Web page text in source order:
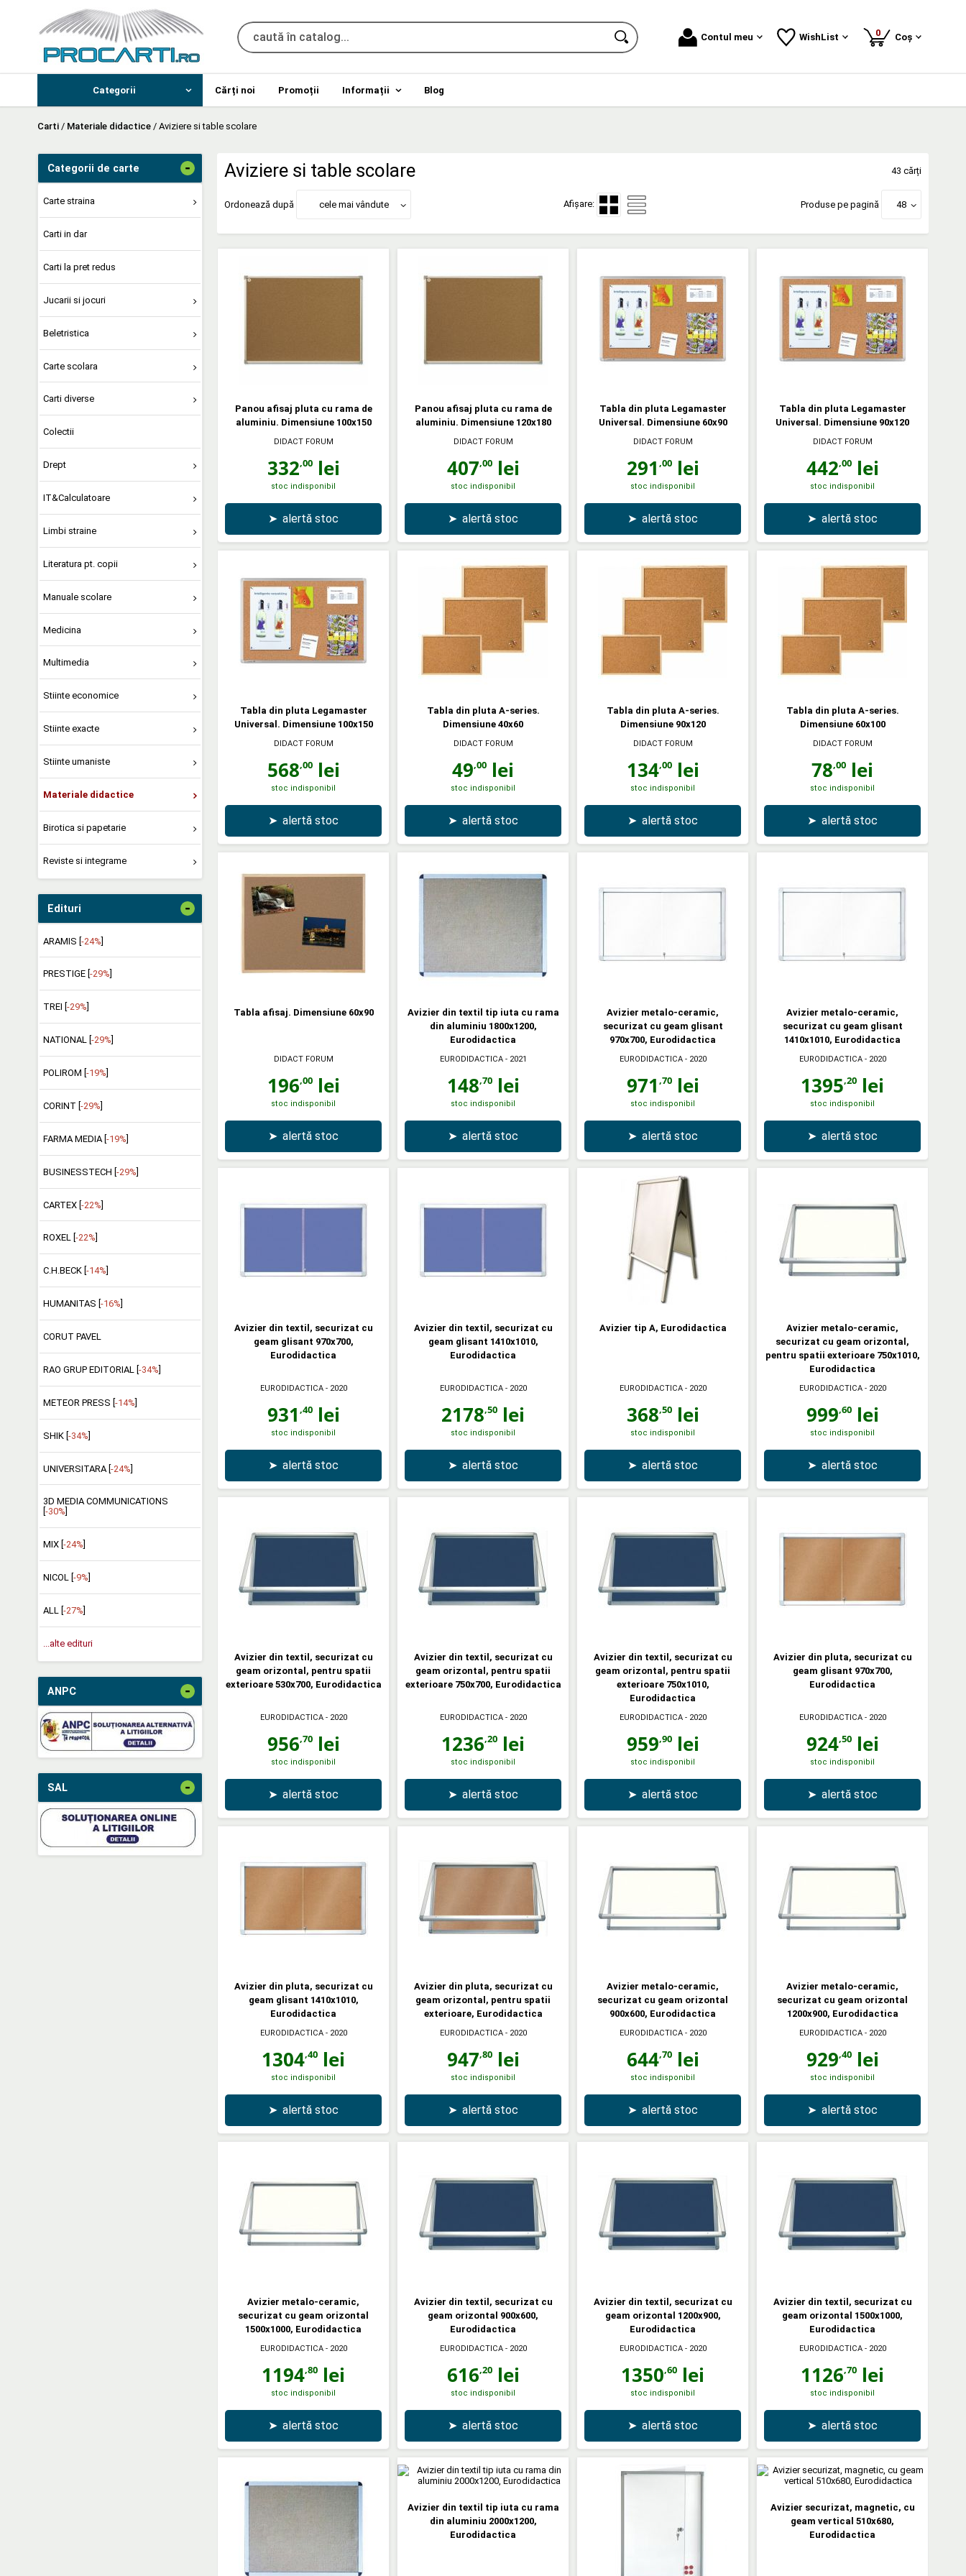
Contul meu WishList 0produse
Coș
Categorii Cărți noi Promoții Informații Blog
Carti / Materiale didactice / Aviziere si table scolare
Categorii de carte -
Carte straina
Carti in dar
Carti la pret redus
Jucarii si jocuri
Beletristica
Carte scolara
Carti diverse
Colectii
Drept
IT&Calculatoare
Limbi straine
Literatura pt. copii
Manuale scolare
Medicina
Multimedia
Stiinte economice
Stiinte exacte
Stiinte umaniste
Materiale didactice
Birotica si papetarie
Reviste si integrame
Edituri -
ARAMIS [-24%]
PRESTIGE [ -29%
TREI [ -29%
NATIONAL [ -29%
POLIROM [ -19%
CORINT [ -29%
FARMA MEDIA [ -19%
BUSINESSTECH [-29%]
CARTEX [-22%]
ROXEL [ -22%
C.H.BECK [ -14%
HUMANITAS [ -16%
CORUT PAVEL
RAO GRUP EDITORIAL [ -34%
METEOR PRESS [ -14%
SHIK [-34%]
UNIVERSITARA [-24%]
3D MEDIA COMMUNICATIONS
-30%
MIX [ -24%
NICOL [ -9%
ALL [ -27%
...alte edituri
ANPC -
SAL -
Aviziere si table scolare 43 cărți
Ordonează după cele mai vândute Afișare: Produse pe pagină 48
Panou afisaj pluta cu rama de
aluminiu. Dimensiune 100x150
DIDACT FORUM
332,00lei
stoc indisponibil
➤ alertă stoc
Panou afisaj pluta cu rama de
aluminiu. Dimensiune 120x180
DIDACT FORUM
407,00lei
stoc indisponibil
➤ alertă stoc
Tabla din pluta Legamaster
Universal. Dimensiune 60x90
DIDACT FORUM
291 ,00lei
stoc indisponibil
➤ alertă stoc
Tabla din pluta Legamaster
Universal. Dimensiune 90x120
DIDACT FORUM
442,00lei
stoc indisponibil
➤ alertă stoc
Tabla din pluta Legamaster
Universal. Dimensiune 100x150
DIDACT FORUM
568,00lei
stoc indisponibil
➤ alertă stoc
Tabla din pluta A-series.
Dimensiune 40x60
DIDACT FORUM
49,00 lei
stoc indisponibil
➤ alertă stoc
Tabla din pluta A-series.
Dimensiune 90x120
DIDACT FORUM
134,00lei
stoc indisponibil
➤ alertă stoc
Tabla din pluta A-series.
Dimensiune 60x100
DIDACT FORUM
78,00 lei
stoc indisponibil
➤ alertă stoc
Tabla afisaj. Dimensiune 60x90
DIDACT FORUM
196,00lei
stoc indisponibil
➤ alertă stoc
Avizier din textil tip iuta cu rama
din aluminiu 1800x1200,
Eurodidactica
EURODIDACTICA- 2021
148,70lei
stoc indisponibil
➤ alertă stoc
Avizier metalo-ceramic,
securizat cu geam glisant
970x700, Eurodidactica
EURODIDACTICA- 2020
971 ,70lei
stoc indisponibil
➤ alertă stoc
Avizier metalo-ceramic,
securizat cu geam glisant
1410x1010, Eurodidactica
EURODIDACTICA- 2020
1395,20 lei
stoc indisponibil
➤ alertă stoc
Avizier din textil, securizat cu
geam glisant 970x700,
Eurodidactica
EURODIDACTICA- 2020
931 ,40lei
stoc indisponibil
➤ alertă stoc
Avizier din textil, securizat cu
geam glisant 1410x1010,
Eurodidactica
EURODIDACTICA- 2020
2178,50 lei
stoc indisponibil
➤ alertă stoc
Avizier tip A, Eurodidactica
EURODIDACTICA- 2020
368,50lei
stoc indisponibil
➤ alertă stoc
Avizier metalo-ceramic,
securizat cu geam orizontal,
pentru spatii exterioare 750x1010,
Eurodidactica
EURODIDACTICA- 2020
999,60lei
stoc indisponibil
➤ alertă stoc
Avizier din textil, securizat cu
geam orizontal, pentru spatii
exterioare 530x700, Eurodidactica
EURODIDACTICA- 2020
956,70lei
stoc indisponibil
➤ alertă stoc
Avizier din textil, securizat cu
geam orizontal, pentru spatii
exterioare 750x700, Eurodidactica
EURODIDACTICA- 2020
1236,20 lei
stoc indisponibil
➤ alertă stoc
Avizier din textil, securizat cu
geam orizontal, pentru spatii
exterioare 750x1010,
Eurodidactica
EURODIDACTICA- 2020
959,90lei
stoc indisponibil
➤ alertă stoc
Avizier din pluta, securizat cu
geam glisant 970x700,
Eurodidactica
EURODIDACTICA- 2020
924,50lei
stoc indisponibil
➤ alertă stoc
Avizier din pluta, securizat cu
geam glisant 1410x1010,
Eurodidactica
EURODIDACTICA- 2020
1304,40 lei
stoc indisponibil
➤ alertă stoc
Avizier din pluta, securizat cu
geam orizontal, pentru spatii
exterioare, Eurodidactica
EURODIDACTICA- 2020
947,80lei
stoc indisponibil
➤ alertă stoc
Avizier metalo-ceramic,
securizat cu geam orizontal
900x600, Eurodidactica
EURODIDACTICA- 2020
644,70lei
stoc indisponibil
➤ alertă stoc
Avizier metalo-ceramic,
securizat cu geam orizontal
1200x900, Eurodidactica
EURODIDACTICA- 2020
929,40lei
stoc indisponibil
➤ alertă stoc
Avizier metalo-ceramic,
securizat cu geam orizontal
1500x1000, Eurodidactica
EURODIDACTICA- 2020
1194,80 lei
stoc indisponibil
➤ alertă stoc
Avizier din textil, securizat cu
geam orizontal 900x600,
Eurodidactica
EURODIDACTICA- 2020
616,20lei
stoc indisponibil
➤ alertă stoc
Avizier din textil, securizat cu
geam orizontal 1200x900,
Eurodidactica
EURODIDACTICA- 2020
1350,60 lei
stoc indisponibil
➤ alertă stoc
Avizier din textil, securizat cu
geam orizontal 1500x1000,
Eurodidactica
EURODIDACTICA- 2020
1126,70 lei
stoc indisponibil
➤ alertă stoc
Avizier din textil tip iuta cu rama
din aluminiu 2000x1200,
Eurodidactica
Avizier securizat, magnetic, cu
geam vertical 510x680,
Eurodidactica